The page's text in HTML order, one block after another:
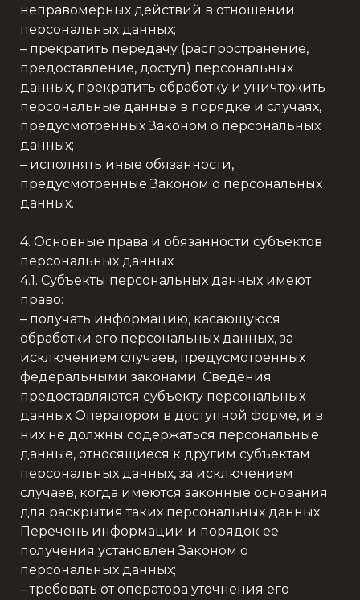
неправомерных действий в отношении
персональных данных;
– прекратить передачу (распространение,
предоставление, доступ) персональных
данных, прекратить обработку и уничтожить
персональные данные в порядке и случаях,
предусмотренных Законом о персональных
данных;
– исполнять иные обязанности,
предусмотренные Законом о персональных
данных.
4. Основные права и обязанности субъектов
персональных данных
4.1. Субъекты персональных данных имеют
право:
– получать информацию, касающуюся
обработки его персональных данных, за
исключением случаев, предусмотренных
федеральными законами. Сведения
предоставляются субъекту персональных
данных Оператором в доступной форме, и в
них не должны содержаться персональные
данные, относящиеся к другим субъектам
персональных данных, за исключением
случаев, когда имеются законные основания
для раскрытия таких персональных данных.
Перечень информации и порядок ее
получения установлен Законом о
персональных данных;
– требовать от оператора уточнения его